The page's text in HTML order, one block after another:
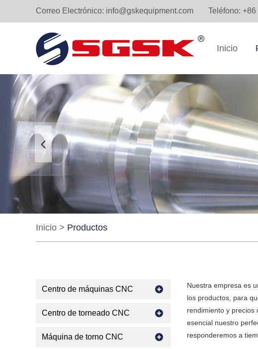
Correo Electrónico: info@gskequipment.com Teléfono:
Inicio
Inicio > Productos
Nuestra empresa es
los productos, para
rendimiento y precios
esencial nuestro
responderemos a
Centro de máquinas CNC
Centro de torneado CNC
Máquina de torno CNC